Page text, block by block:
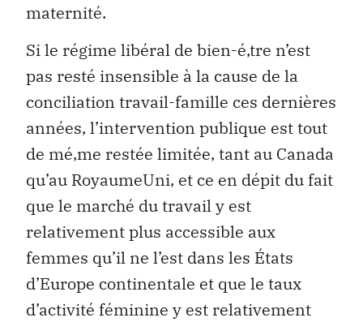
maternité.
Si le régime libéral de bien-é‚tre n’est
pas resté insensible à la cause de la
conciliation travail-famille ces dernières
années, l’intervention publique est tout
de mé‚me restée limitée, tant au Canada
qu’au RoyaumeUni, et ce en dépit du fait
que le marché du travail y est
relativement plus accessible aux
femmes qu’il ne l’est dans les États
d’Europe continentale et que le taux
d’activité féminine y est relativement